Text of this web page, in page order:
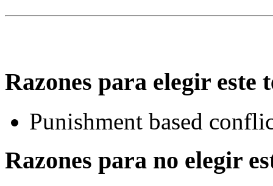
Razones para elegir este
Punishment based
Razones para no elegir